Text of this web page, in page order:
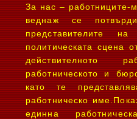
За нас – работниците-
веднаж се
представителите
политическата сцена
действителното
работническото и
като те
работническо
единна